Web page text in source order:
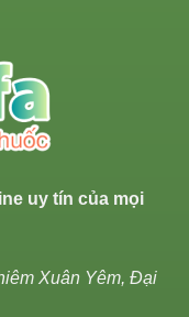
uy tín của mọi
Xuân Yêm, Đại